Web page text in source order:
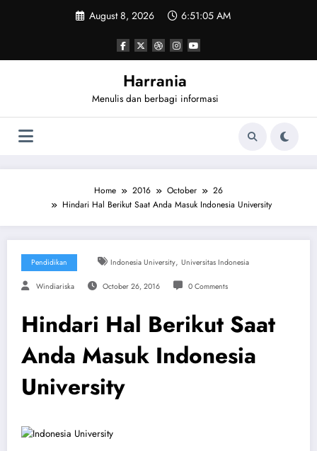
August 8, 2026 6:51:06 AM
Harrania
Menulis dan berbagi informasi
Home 2016 October
26
Hindari Hal Berikut Saat Anda Masuk Indonesia University
Pendidikan Indonesia University, Universitas Indonesia
Windiariska October 26, 2016 0 Comments
Hindari Hal Berikut Saat
Anda Masuk Indonesia
University